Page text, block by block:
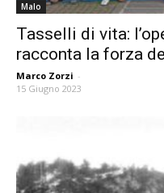
Malo
Tasselli di vita:
racconta la forza
Marco Zorzi -
15 Giugno 2023